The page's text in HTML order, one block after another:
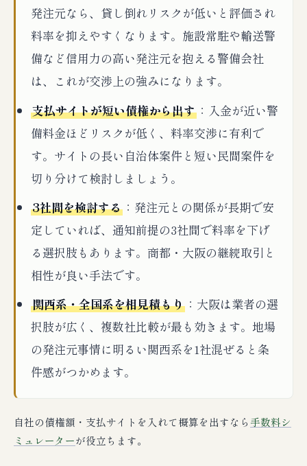
発注元なら、貸し倒れリスクが低いと評価され
料率を抑えやすくなります。施設常駐や輸送警
備など信用力の高い発注元を抱える警備会社
は、これが交渉上の強みになります。
支払サイトが短い債権から出す ：入金が近い警
備料金ほどリスクが低く、料率交渉に有利で
す。サイトの長い自治体案件と短い民間案件を
切り分けて検討しましょう。
3社間を検討する ：発注元との関係が長期で安
定していれば、通知前提の3社間で料率を下げ
る選択肢もあります。商都・大阪の継続取引と
相性が良い手法です。
関西系・全国系を相見積もり ：大阪は業者の選
択肢が広く、複数社比較が最も効きます。地場
の発注元事情に明るい関西系を1社混ぜると条
件感がつかめます。
自社の債権額・支払サイトを入れて概算を出すなら 手数料シ
ミュレーターが役立ちます。